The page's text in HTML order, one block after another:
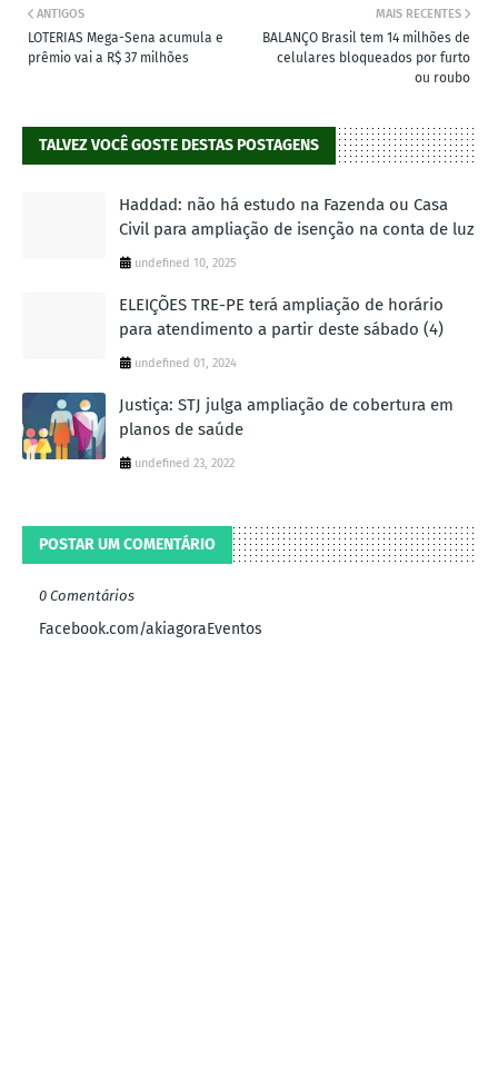
MAIS RECENTES
BALANÇO Brasil tem 14 milhões de
celulares bloqueados por furto
ou roubo
ANTIGOS
LOTERIAS Mega-Sena acumula e
prêmio vai a R$ 37 milhões
TALVEZ VOCÊ GOSTE DESTAS POSTAGENS
Haddad: não há estudo na Fazenda ou Casa
Civil para ampliação de isenção na conta de luz
undefined 10, 2025
ELEIÇÕES TRE-PE terá ampliação de horário
para atendimento a partir deste sábado (4)
undefined 01, 2024
Justiça: STJ julga ampliação de cobertura em
planos de saúde
undefined 23, 2022
POSTAR UM COMENTÁRIO
0 Comentários
Facebook.com/akiagoraEventos